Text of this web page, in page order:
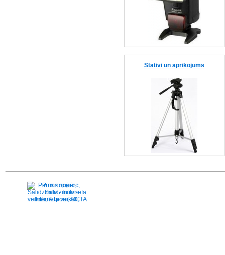
Stativi un aprikojums
Pirms nopērc,
Salidzini.lv - Interneta
veikali, Kuponi, OCTA